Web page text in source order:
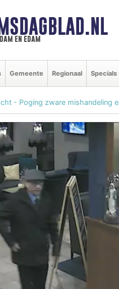
en edam
Gemeente Regionaal Specials
- Poging zware mishandeling